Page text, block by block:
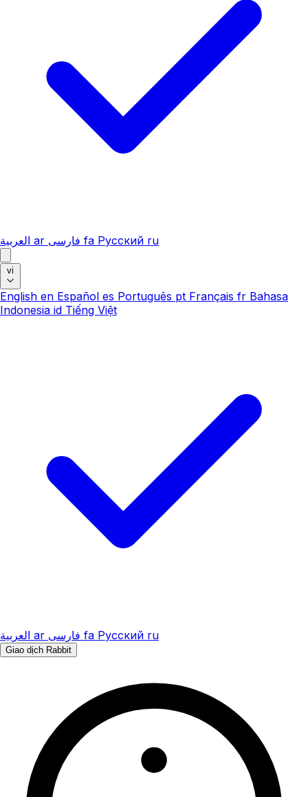
العربية ar فارسی fa Русский ru
vi
English en Español es Português pt Français fr Bahasa
Indonesia id Tiếng Việt
العربية ar فارسی fa Русский ru
Giao dịch Rabbit